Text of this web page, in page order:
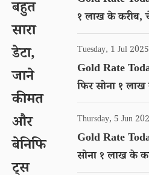
बहुत
सारा
डेटा,
जाने
कीमत
और
बेनिफि
ट्स
१ लाख के करीब,
गोल्ड का रेट
Tuesday, 1 Jul
Gold Rate
फिर सोना १
कैरेट गोल्ड का रेट
Thursday, 5 Jun
Gold Rate
सोना १ लाख के